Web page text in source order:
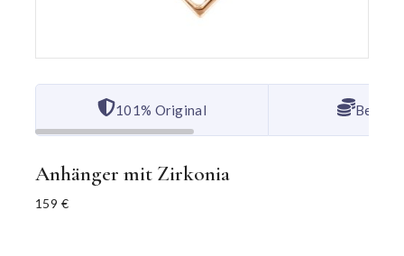
101% Original Bester
Anhänger mit Zirkonia
159 €